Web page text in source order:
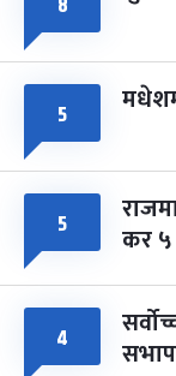
५
५ कर ५
४